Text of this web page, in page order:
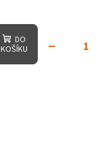
DO
KOŠÍKU
−